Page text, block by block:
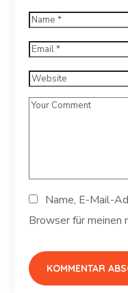
Name, E-Mail-
Browser für meinen